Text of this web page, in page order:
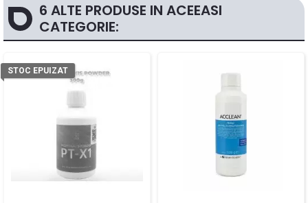
6 ALTE PRODUSE IN ACEEASI
CATEGORIE:
STOC EPUIZAT